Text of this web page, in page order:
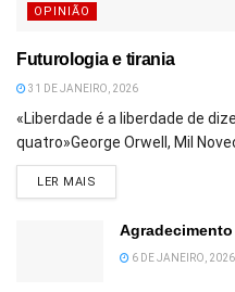
OPINIÃO
Futurologia e tirania
31 DE JANEIRO, 2026
«Liberdade é a liberdade de
quatro»George Orwell, Mil
LER MAIS
6 DE JANEIRO, 2026